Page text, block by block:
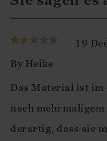
19
By Heike
Das Material ist im
nach mehrmaligem
derartig, dass sie